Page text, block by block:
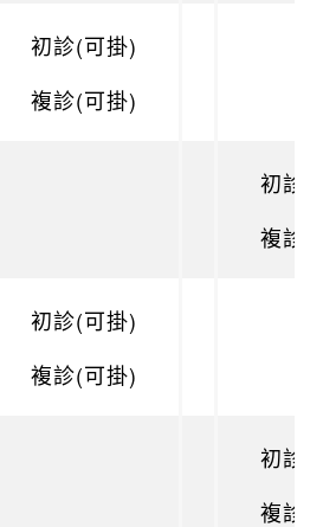
初診(可掛)
複診(可掛)
初診(
複診(
初診(可掛)
複診(可掛)
初診(
複診(